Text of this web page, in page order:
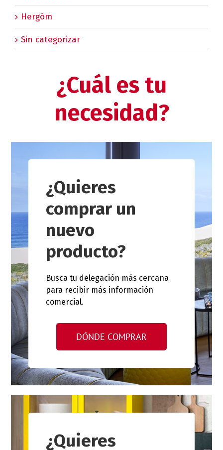
Hergóm
Sin categorizar
¿Cuál es tu
necesidad?
¿Quieres
comprar un
nuevo
producto?
Busca tu delegación más cercana
para recibir más información
comercial.
DÓNDE COMPRAR
¿Quieres